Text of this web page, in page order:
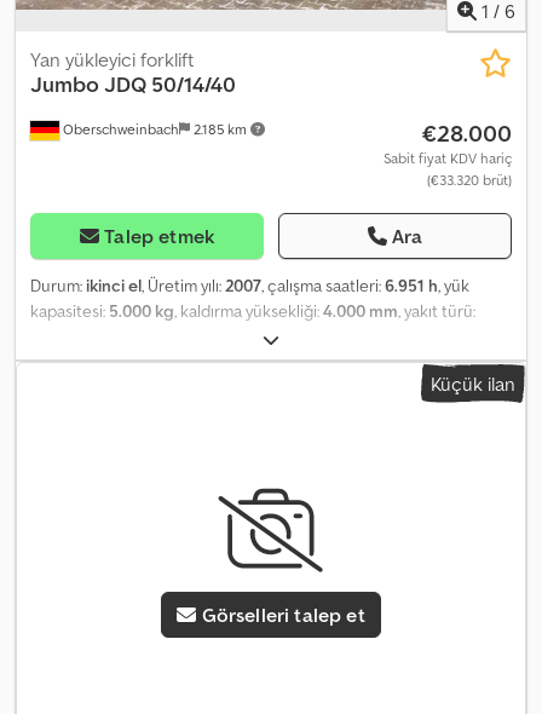
1 / 6
Oberschweinbach 2.185 km
Yan yükleyici forklift
JumboJDQ 50/14/40
€28.000
Sabit fiyat KDV hariç
(€33.320 brüt)
Talep etmek Ara
Durum: ikinci el, Üretim yılı:2007, çalışma saatleri:6.951 h, yük
kapasitesi: 5.000 kg, kaldırma yüksekliği:4.000 mm, yakıt türü:
2.800 mm, lastik durumu:
diğer,
Küçük ilan
Görselleri talep et